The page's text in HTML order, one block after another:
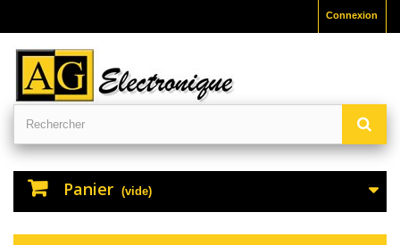
Connexion
Panier (vide)